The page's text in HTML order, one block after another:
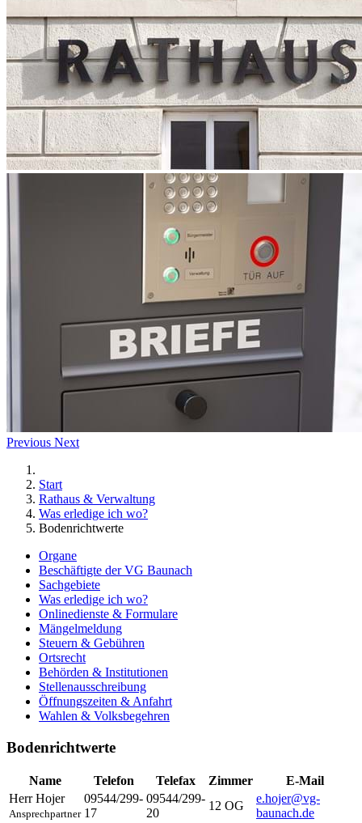
Previous Next
Start
Rathaus & Verwaltung
Was erledige ich wo?
Bodenrichtwerte
Organe
Beschäftigte der VG Baunach
Sachgebiete
Was erledige ich wo?
Onlinedienste & Formulare
Mängelmeldung
Steuern & Gebühren
Ortsrecht
Behörden & Institutionen
Stellenausschreibung
Öffnungszeiten & Anfahrt
Wahlen & Volksbegehren
Bodenrichtwerte
Name Telefon Telefax Zimmer
E-Mail
Herr Hojer
Ansprechpartner
09544/299-
17
09544/299-
20
12 OG
e.hojer@vg-
baunach.de